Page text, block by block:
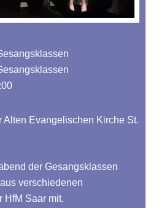
Alten Evangelischen Kirche St.
der Gesangsklassen
verschiedenen
HfM Saar mit.